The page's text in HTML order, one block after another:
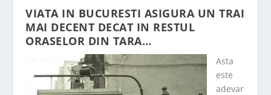
VIATA IN BUCURESTI ASIGURA UN TRAI
MAI DECENT DECAT IN RESTUL
ORASELOR DIN TARA…
Asta
este
adevar